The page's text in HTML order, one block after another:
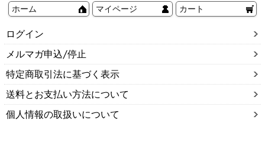
ホーム マイページ カート
ログイン
メルマガ申込/停止
特定商取引法に基づく表示
送料とお支払い方法について
個人情報の取扱いについて